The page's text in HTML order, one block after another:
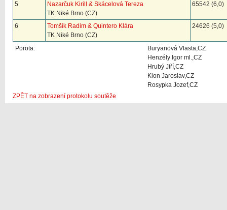
5
Nazarčuk Kirill & Skácelová Tereza
TK Niké Brno (CZ)
65542 (6,0)
6
Tomšík Radim & Quintero Klára
TK Niké Brno (CZ)
24626 (5,0)
Porota:
Buryanová Vlasta,CZ
Henzély Igor ml.,CZ
Hrubý Jiří,CZ
Klon Jaroslav,CZ
Rosypka Jozef,CZ
ZPĚT na zobrazení protokolu soutěže